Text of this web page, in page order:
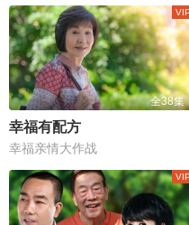
全38集
幸福有配方
幸福亲情大作战